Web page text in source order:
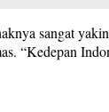
sangat
“Kedepan